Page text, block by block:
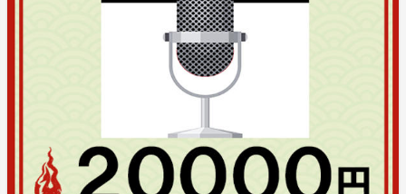
◆実施予定：6月13日（水）19時～
◆場所：楽天スタジオ予定
・番組収録見学(ハルカモデルの実演、即興ソング実
演）